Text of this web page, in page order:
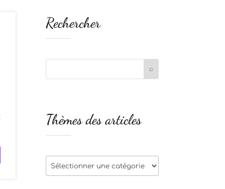
Rechercher
Thèmes des articles
Thèmes
des